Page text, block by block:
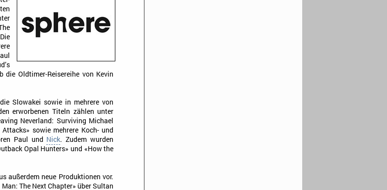
die Oldtimer-Reisereihe von Kevin
Slowakei sowie in mehrere von
erworbenen Titeln zählen unter
Neverland: Surviving Michael
sowie mehrere Koch- und
Paul und Nick. Zudem wurden
Opal Hunters» und «How the
außerdem neue Produktionen vor.
The Next Chapter» über Sultan